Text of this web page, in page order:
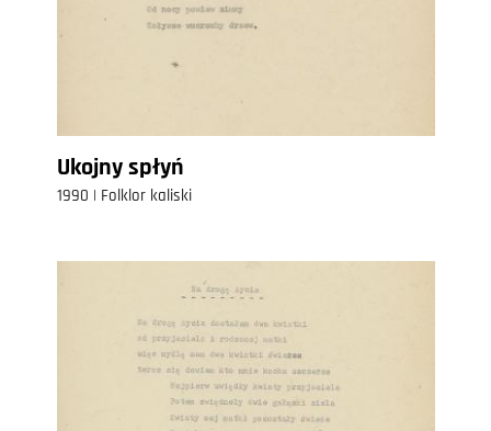
Ukojny spłyń
1990 | Folklor kaliski